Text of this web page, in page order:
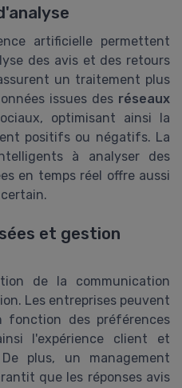
artificielle permettent
des avis et des retours
un traitement plus
issues des réseaux
optimisant ainsi la
positifs ou négatifs. La
à analyser des
en temps réel offre aussi
et gestion
de la communication
Les entreprises peuvent
fonction des préférences
l'expérience client et
plus, un management
que les réponses avis